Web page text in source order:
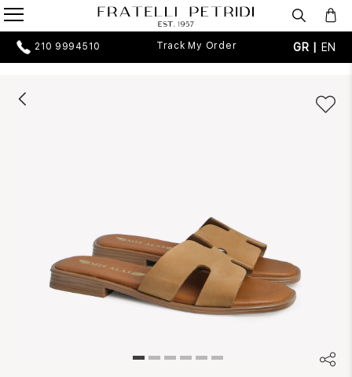
210 9994510 Track My Order GR | EN